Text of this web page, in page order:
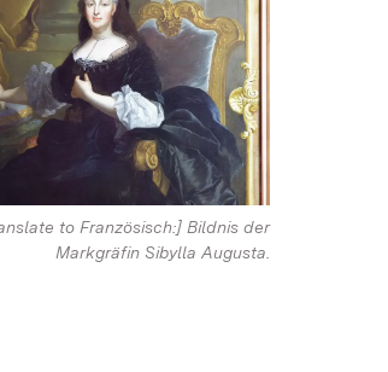
to Französisch:] Bildnis der
Markgräfin Sibylla Augusta.